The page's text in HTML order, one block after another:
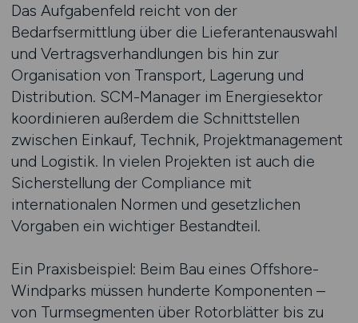
Das Aufgabenfeld reicht von der
Bedarfsermittlung über die Lieferantenauswahl
und Vertragsverhandlungen bis hin zur
Organisation von Transport, Lagerung und
Distribution. SCM-Manager im Energiesektor
koordinieren außerdem die Schnittstellen
zwischen Einkauf, Technik, Projektmanagement
und Logistik. In vielen Projekten ist auch die
Sicherstellung der Compliance mit
internationalen Normen und gesetzlichen
Vorgaben ein wichtiger Bestandteil.
Ein Praxisbeispiel: Beim Bau eines Offshore-
Windparks müssen hunderte Komponenten –
von Turmsegmenten über Rotorblätter bis zu